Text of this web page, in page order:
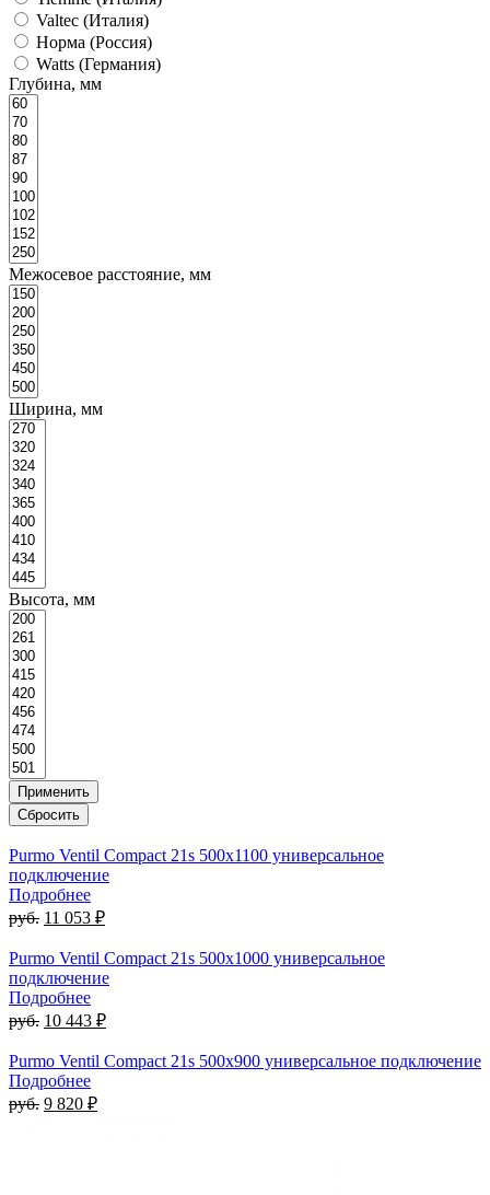
Valtec (Италия)
Норма (Россия)
Watts (Германия)
Глубина, мм
Межосевое расстояние, мм
Ширина, мм
Высота, мм
Purmo Ventil Compact 21s 500х1100 универсальное
подключение
Подробнее
руб. 11 053 ₽
Purmo Ventil Compact 21s 500х1000 универсальное
подключение
Подробнее
руб. 10 443 ₽
Purmo Ventil Compact 21s 500х900 универсальное подключение
Подробнее
руб. 9 820 ₽